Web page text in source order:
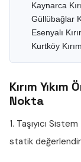
Kaynarca
Güllübağlar
Esenyalı
Kurtköy
Kırım
Nokta
1. Taşıyıcı
statik